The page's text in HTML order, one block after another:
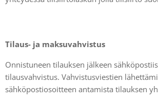
Tilaus- ja maksuvahvistus
Onnistuneen tilauksen jälkeen
tilausvahvistus. Vahvistusviestien
sähköpostiosoitteen antamista tilauksen